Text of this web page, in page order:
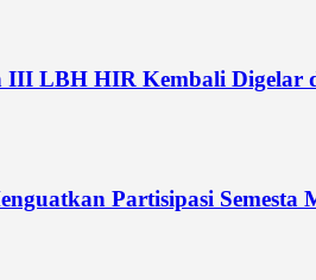
III LBH HIR Kembali Digelar
Partisipasi